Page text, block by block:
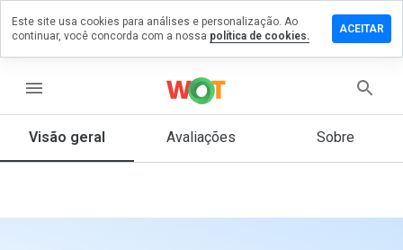
menu
Visão geral Avaliações Sobre
um
em
De 1
nota
Este site usa cookies para análises e personalização. Ao
continuar, você concorda com a nossa política de cookies.
ACEITAR